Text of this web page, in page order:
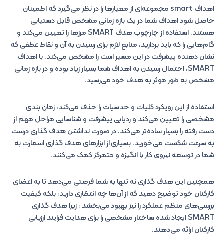
اهداف smart مجموعه‌ای از معیارها را در نظر می‌گیرد که اطمینان
حاصل شود اهداف شما در یک بازه زمانی مشخص قابل دستیابی
هستند. استفاده از چارچوب هدف SMART مرزها را تعیین می‌کند و
گام‌هایی را که باید بردارید، منابع لازم برای رسیدن به آن و نقاط عطفی که
نشان دهنده پیشرفت در این مسیر است را مشخص می‌کند. با اهداف
SMART، احتمال رسیدن به اهداف شما بسیار زیاد بوده و در بازه زمانی
مشخص به طور موثر به هدف خود می‌رسید.
استفاده از این رویکرد کلیات و حدسیات را حذف می‌کند، زمان بندی
مشخصی را تعیین می‌کند و ردیابی پیشرفت و شناسایی مراحل مهم از
دست رفته را بسیار ساده‌تر می‌کند. در صورت نداشتن هدف گذاری درست
به سرعت شکست می‌خورید. بسیاری از ابزارهای هدف گذاری اسمارت به
شما در توسعه نیروی کار با انگیزه و متمرکز کمک می‌کنند.
همچنین این هدف گذاری نه تنها به شما فرصتی می‌دهد تا به اعضای
کارکنان خود توضیح دهید که از آن‌ها چه انتظاری دارید، بلکه کیفیت
بررسی‌های منظم عملکرد را نیز بهبود می‌بخشد ، زیرا هدف گذاری
SMART ایجاد شده ساختار مشخصی را برای هدایت فرایند ارزیابی
کارکنان ارائه می‌دهند.